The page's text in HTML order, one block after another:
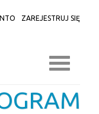
ZAREJESTRUJ SIĘ